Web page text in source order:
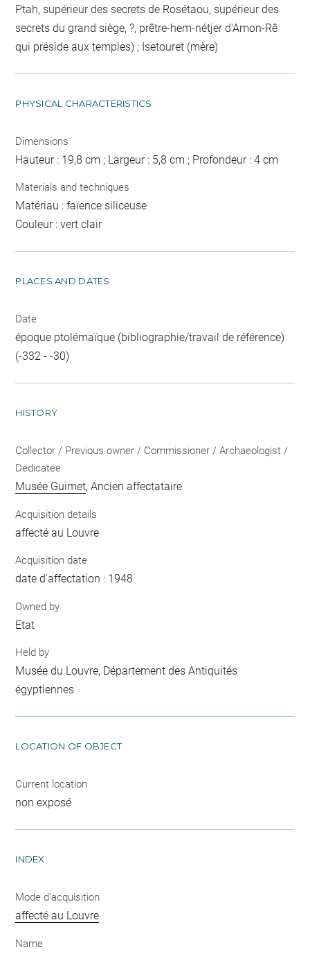
Ptah, supérieur des secrets de Rosétaou, supérieur des
secrets du grand siège, ?, prêtre-hem-nétjer d'Amon-Rê
qui préside aux temples) ; Isetouret (mère)
PHYSICAL CHARACTERISTICS
Dimensions
Hauteur : 19,8 cm ; Largeur : 5,8 cm ; Profondeur : 4 cm
Materials and techniques
Matériau : faïence siliceuse
Couleur : vert clair
PLACES AND DATES
Date
époque ptolémaïque (bibliographie/travail de référence)
(-332 - -30)
HISTORY
Collector / Previous owner / Commissioner / Archaeologist /
Dedicatee
Musée Guimet, Ancien affectataire
Acquisition details
affecté au Louvre
Acquisition date
date d'affectation : 1948
Owned by
Etat
Held by
Musée du Louvre, Département des Antiquités
égyptiennes
LOCATION OF OBJECT
Current location
non exposé
INDEX
Mode d'acquisition
affecté au Louvre
Name